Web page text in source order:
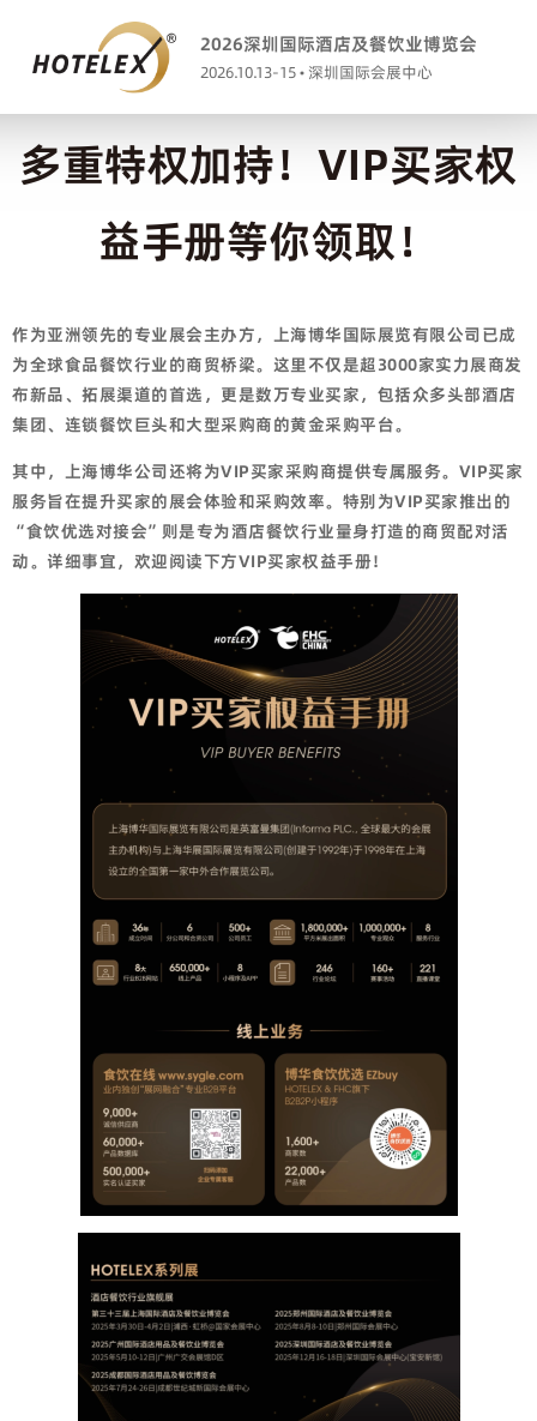
2026深圳国际酒店及餐饮业博览会
2026.10.13-15 • 深圳国际会展中心
多重特权加持！VIP买家权
益手册等你领取！
作为亚洲领先的专业展会主办方，上海博华国际展览有限公司已成
为全球食品餐饮行业的商贸桥梁。这里不仅是超3000家实力展商发
布新品、拓展渠道的首选，更是数万专业买家，包括众多头部酒店
集团、连锁餐饮巨头和大型采购商的黄金采购平台。
其中，上海博华公司还将为VIP买家采购商提供专属服务。VIP买家
服务旨在提升买家的展会体验和采购效率。特别为VIP买家推出的
“食饮优选对接会”则是专为酒店餐饮行业量身打造的商贸配对活
动。详细事宜，欢迎阅读下方VIP买家权益手册！